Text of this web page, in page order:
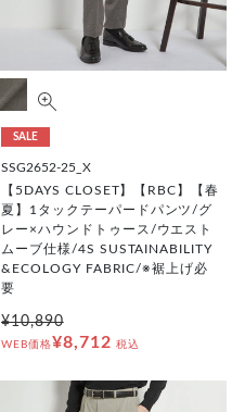
SALE
SSG2652-25_X
【5DAYS CLOSET】【RBC】【春
夏】1タックテーパードパンツ/グ
レー×ハウンドトゥース/ウエスト
ムーブ仕様/4S SUSTAINABILITY
&ECOLOGY FABRIC/※裾上げ必
要
¥10,890
WEB価格¥8,712 税込